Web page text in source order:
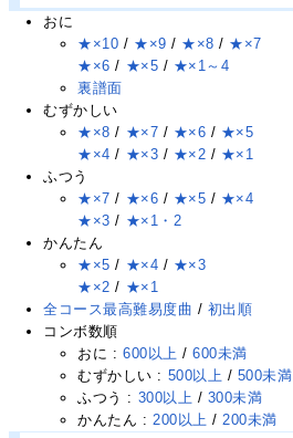
おに
★×10 / ★×9 / ★×8 / ★×7
★×6 / ★×5 / ★×1～4
裏譜面
むずかしい
★×8 / ★×7 / ★×6 / ★×5
★×4 / ★×3 / ★×2 / ★×1
ふつう
★×7 / ★×6 / ★×5 / ★×4
★×3 / ★×1・2
かんたん
★×5 / ★×4 / ★×3
★×2 / ★×1
全コース最高難易度曲 / 初出順
コンボ数順
おに : 600以上 /600未満
むずかしい : 500以上 / 500未満
ふつう : 300以上 / 300未満
かんたん : 200以上 / 200未満